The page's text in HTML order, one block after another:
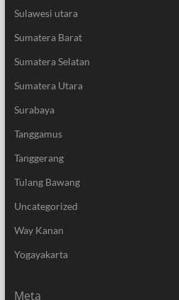
Sulawesi utara
Sumatera Barat
Sumatera Selatan
Sumatera Utara
Surabaya
Tanggamus
Tanggerang
Tulang Bawang
Uncategorized
Way Kanan
Yogayakarta
Meta